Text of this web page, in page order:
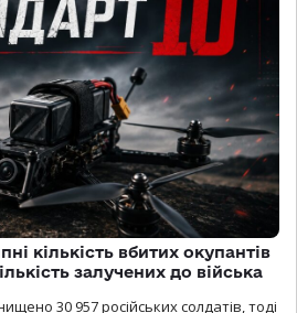
кількість вбитих окупантів
залучених до війська
30 957 російських солдатів, тоді